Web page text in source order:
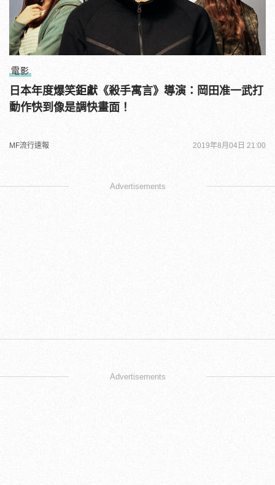
電影
日本年度爆笑鉅獻《殺手寓言》導演：岡田准一武打
動作快到像是調快畫面！
MF流行速報 2019年8月04日 21:00
Advertisements
Advertisements